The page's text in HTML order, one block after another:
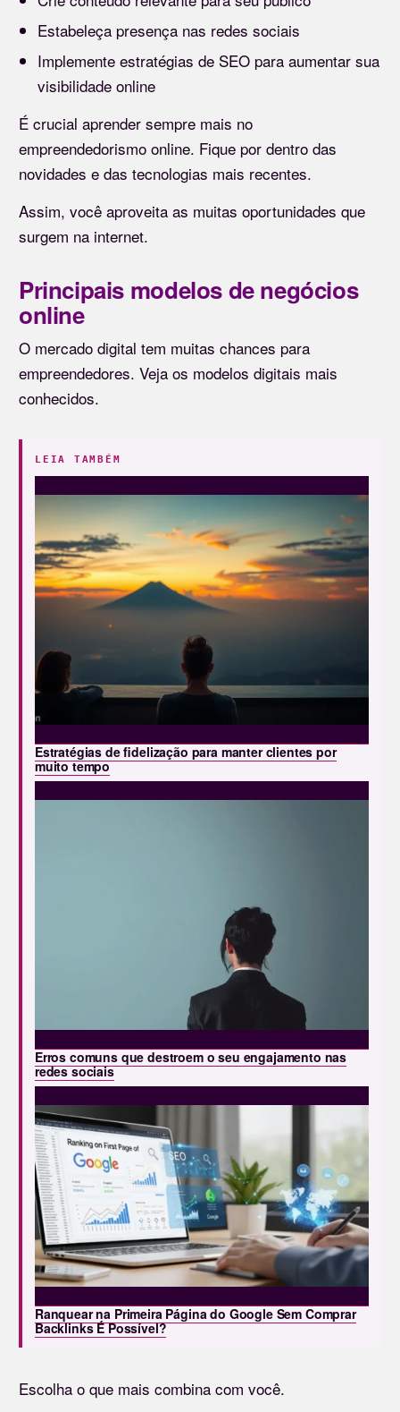
Estabeleça presença nas redes sociais
Implemente estratégias de SEO para aumentar sua
visibilidade online
É crucial aprender sempre mais no
empreendedorismo online. Fique por dentro das
novidades e das tecnologias mais recentes.
Assim, você aproveita as muitas oportunidades que
surgem na internet.
Principais modelos de negócios
online
O mercado digital tem muitas chances para
empreendedores. Veja os modelos digitais mais
conhecidos.
LEIA TAMBÉM
Estratégias de fidelização para manter clientes por
muito tempo
Erros comuns que destroem o seu engajamento nas
redes sociais
Ranquear na Primeira Página do Google Sem Comprar
Backlinks É Possível?
Escolha o que mais combina com você.